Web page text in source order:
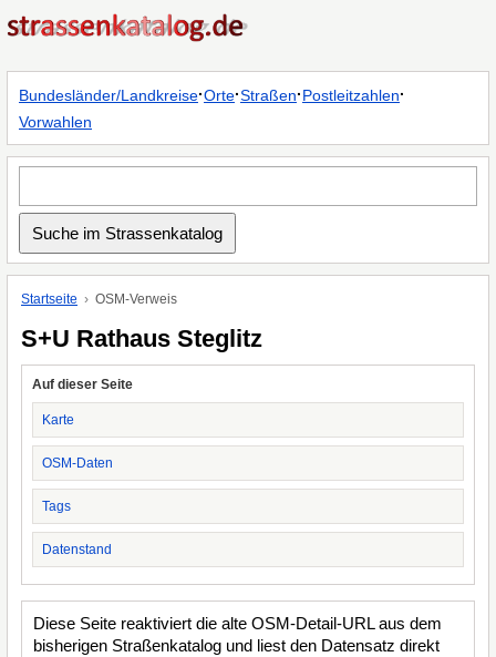
Bundesländer/Landkreise·Orte·Straßen·Postleitzahlen·
Vorwahlen
Startseite OSM-Verweis
S+U Rathaus Steglitz
Auf dieser Seite
Karte
OSM-Daten
Tags
Datenstand
Diese Seite reaktiviert die alte OSM-Detail-URL aus dem
bisherigen Straßenkatalog und liest den Datensatz direkt